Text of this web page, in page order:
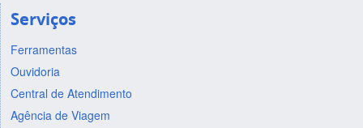
Serviços
Ferramentas
Ouvidoria
Central de Atendimento
Agência de Viagem